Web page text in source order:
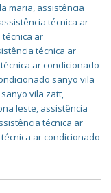
maria, assistência
assistência técnica ar
ar
técnica ar
ar condicionado
sanyo vila
vila zatt,
leste, assistência
técnica ar
ar condicionado